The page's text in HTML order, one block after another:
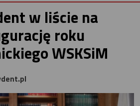
w liście na
roku
WSKSiM